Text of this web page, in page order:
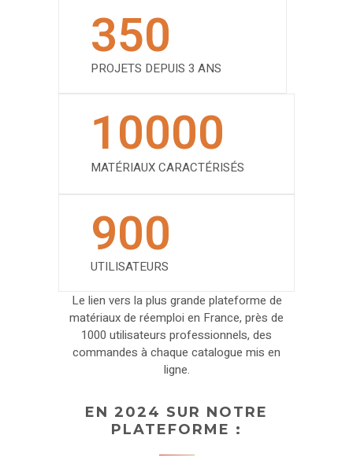
350
PROJETS DEPUIS 3 ANS
10000
MATÉRIAUX CARACTÉRISÉS
900
UTILISATEURS
Le lien vers la plus grande plateforme de
matériaux de réemploi en France, près de
1000 utilisateurs professionnels, des
commandes à chaque catalogue mis en
ligne.
EN 2024 SUR NOTRE
PLATEFORME :